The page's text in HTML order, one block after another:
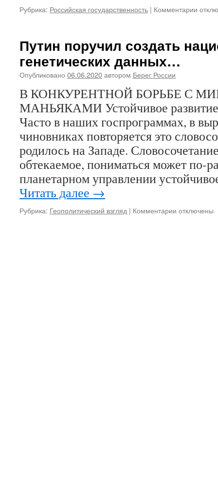
Рубрика: Российская государственность | Комментарии к
Путин поручил создать
генетических данных…
Опубликовано 06.06.2020автором Берег России
В КОНКУРЕНТНОЙ БОРЬБЕ С
МАНЬЯКАМИ Устойчивое развитие
Часто в наших госпрограммах, в
чиновниках повторяется это
родилось на Западе.
обтекаемое, пониматься может по-
планетарном управлении
Читать далее →
Рубрика: Геополитический взгляд | Комментарии котключены